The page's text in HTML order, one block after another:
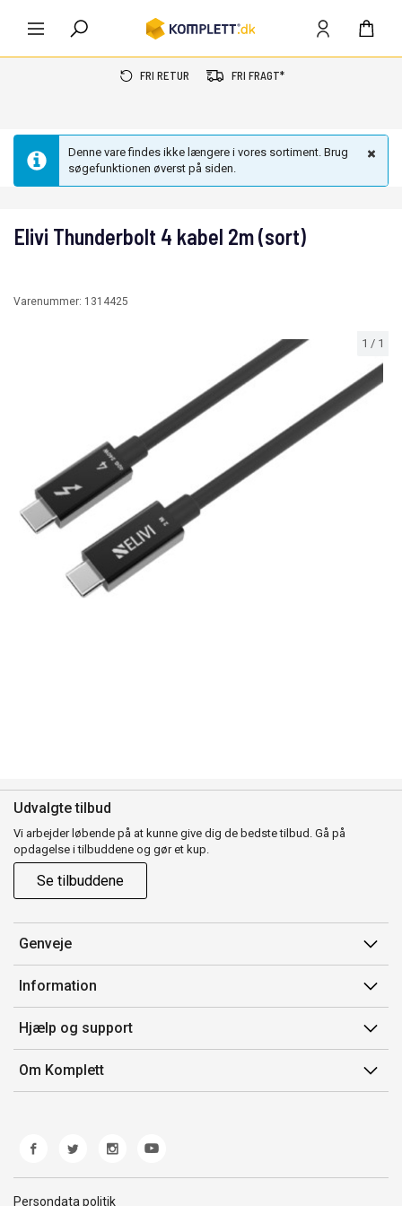
FRI RETUR FRI FRAGT*
Denne vare findes ikke længere i vores sortiment. Brug
søgefunktionen øverst på siden.
1 / 1
Elivi Thunderbolt 4 kabel 2m (sort)
Varenummer: 1314425
Udvalgte tilbud
Vi arbejder løbende på at kunne give dig de bedste tilbud. Gå på
opdagelse i tilbuddene og gør et kup.
Se tilbuddene
Genveje
Min side
Ordrehistorik
Gavekort
Information
Salgsbetingelser
Mærker/producent
Fortrydelsesret
Hjælp og support
Kontakt os
Kundeservice
Fejl/Mangler
Fragt og levering
Om Komplett
Persondata politik